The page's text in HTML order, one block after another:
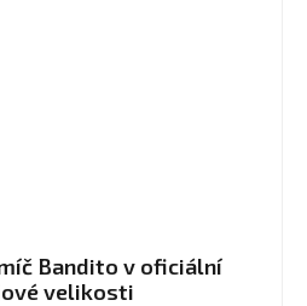
Bandito v oficiální
velikosti